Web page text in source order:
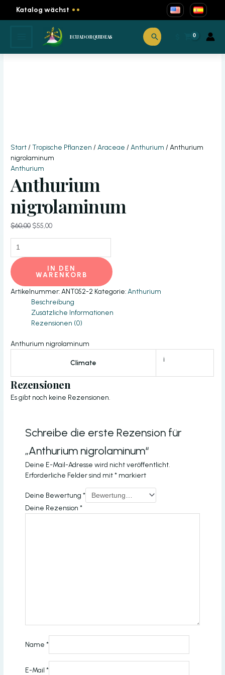
Katalog wächst
ECUADORQUIDEAS Suchen
Start /Tropische Pflanzen / Araceae / Anthurium / Anthurium
nigrolaminum
Anthurium
Anthurium
nigrolaminum
$60,00 Ursprünglicher
$60,00
$55,00Aktueller
$55,00.
Menge
IN DEN
WARENKORB
Artikelnummer: ANT052-2 Kategorie: Anthurium
Beschreibung
Zusätzliche Informationen
Rezensionen (0)
Anthurium nigrolaminum
Climate i
Rezensionen
Es gibt noch keine Rezensionen.
Schreibe die erste Rezension für
„Anthurium nigrolaminum“
Deine E-Mail-Adresse wird nicht veröffentlicht.
Erforderliche Felder sind mit* markiert
Deine Bewertung*
Deine Rezension*
Name*
E-Mail*